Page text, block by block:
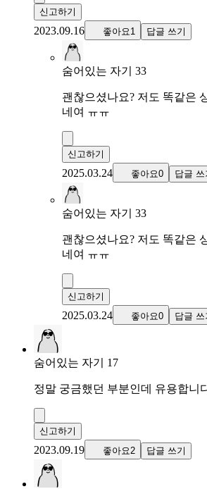
신고하기
2023.09.16 좋아요1 답글 쓰기
숨어있는 자기 33
괜찮으셨나요? 저도 똑같은
네여 ㅠㅠ
신고하기
2025.03.24 좋아요0 답글 쓰
숨어있는 자기 33
괜찮으셨나요? 저도 똑같은
네여 ㅠㅠ
신고하기
2025.03.24 좋아요0 답글 쓰
숨어있는 자기 17
정말 궁금했던 부분인데 유용합니
신고하기
2023.09.19 좋아요2 답글 쓰기